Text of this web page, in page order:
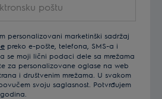
personalizovani marketinški sadržaj
preko e-pošte, telefona, SMS-a i
se moji lični podaci dele sa mrežama
za personalizovane oglase na web
i društvenim mrežama. U svakom
svoju saglasnost. Potvrđujem